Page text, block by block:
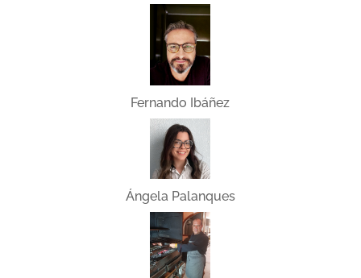
Fernando Ibáñez
Ángela Palanques